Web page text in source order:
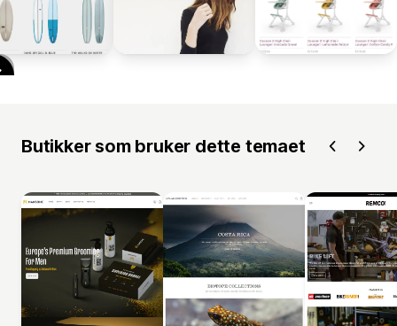
Butikker som bruker dette temaet